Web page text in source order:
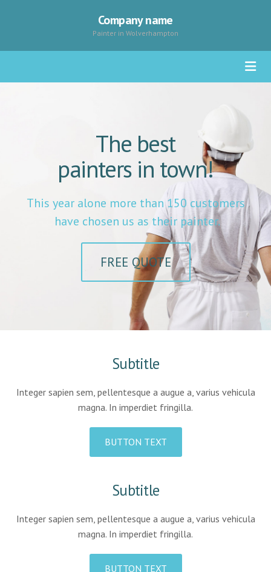
Company name
Painter in Wolverhampton
The best
painters in town!
This year alone more than 150 customers
have chosen us as their painter.
FREE QUOTE
Subtitle
Integer sapien sem, pellentesque a augue a, varius vehicula
magna. In imperdiet fringilla.
BUTTON TEXT
Subtitle
Integer sapien sem, pellentesque a augue a, varius vehicula
magna. In imperdiet fringilla.
BUTTON TEXT